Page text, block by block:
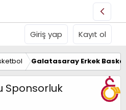
Giriş yap Kayıt ol
Galatasaray Erkek
Sponsorluk